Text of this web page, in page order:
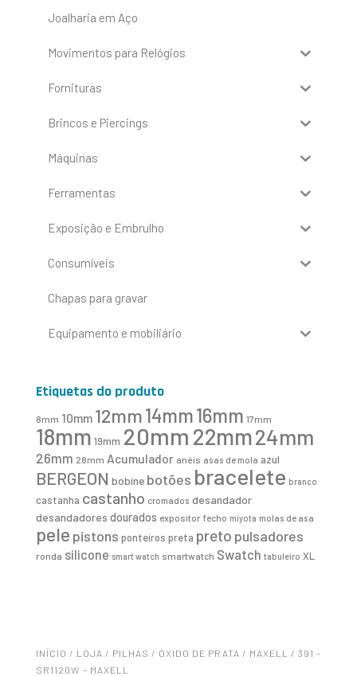
Joalharia em Aço
Movimentos para Relógios
Fornituras
Brincos e Piercings
Máquinas
Ferramentas
Exposição e Embrulho
Consumíveis
Chapas para gravar
Equipamento e mobiliário
Etiquetas do produto
8mm 10mm 12mm14mm16mm 17mm
18mm 19mm 20mm 22mm24mm
26mm 28mm Acumulador anéis asas de mola azul
BERGEON bobine botões bracelete branco
castanha castanho cromados desandador
desandadores dourados expositor fecho miyota molas de asa
pele pistons ponteiros preta preto pulsadores
ronda silicone smart watch smartwatch Swatch tabuleiro XL
INÍCIO / LOJA / PILHAS / ÓXIDO DE PRATA / MAXELL
/ 391 –
SR1120W – MAXELL